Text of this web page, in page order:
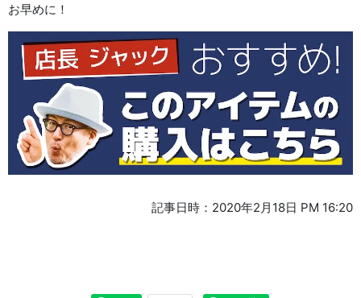
お早めに！
記事日時：2020年2月18日 PM 16:20